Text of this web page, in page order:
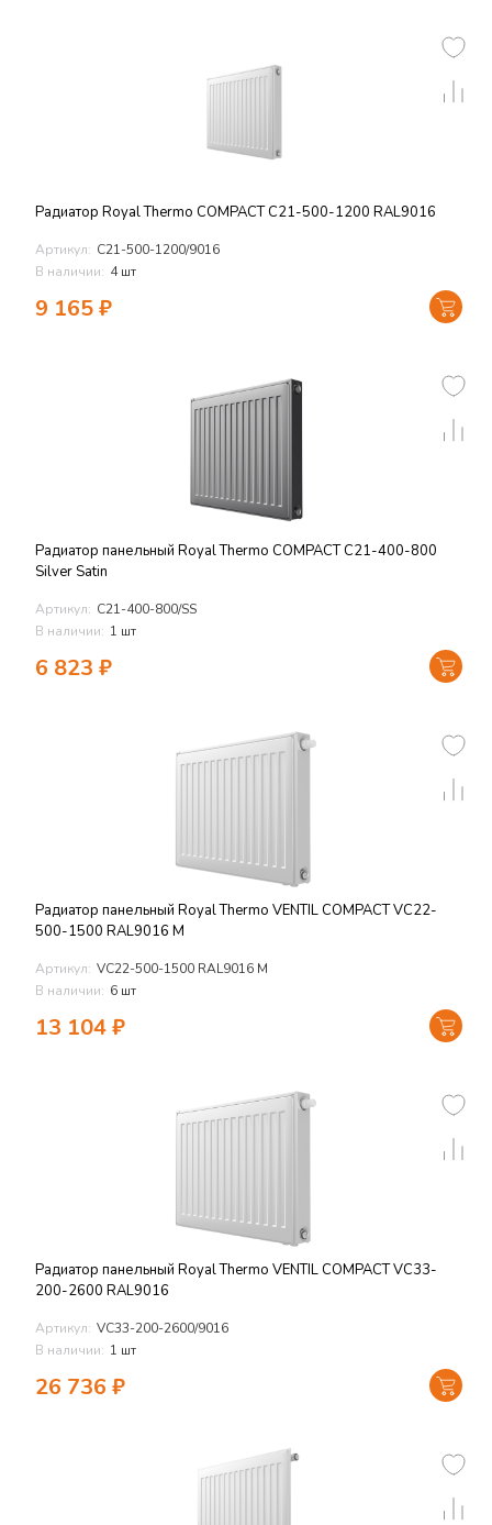
Радиатор Royal Thermo COMPACT C21-500-1200 RAL9016
Артикул: C21-500-1200/9016
В наличии: 4 шт
9 165₽
Радиатор панельный Royal Thermo COMPACT C21-400-800
Silver Satin
Артикул: C21-400-800/SS
В наличии: 1 шт
6 823 ₽
Радиатор панельный Royal Thermo VENTIL COMPACT VC22-
500-1500 RAL9016 M
Артикул: VC22-500-1500 RAL9016 M
В наличии: 6 шт
13 104₽
Радиатор панельный Royal Thermo VENTIL COMPACT VC33-
200-2600 RAL9016
Артикул: VC33-200-2600/9016
В наличии: 1 шт
26 736 ₽